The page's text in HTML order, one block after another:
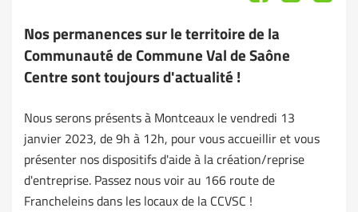
Nos permanences sur le territoire de la
Communauté de Commune Val de Saône
Centre sont toujours d'actualité !
Nous serons présents à Montceaux le vendredi 13
janvier 2023, de 9h à 12h, pour vous accueillir et vous
présenter nos dispositifs d'aide à la création/reprise
d'entreprise. Passez nous voir au 166 route de
Francheleins dans les locaux de la CCVSC !